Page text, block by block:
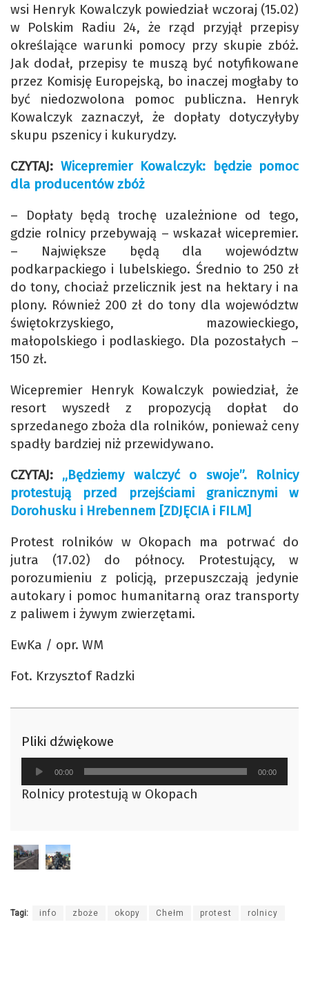
wsi Henryk Kowalczyk powiedział wczoraj (15.02)
w Polskim Radiu 24, że rząd przyjął przepisy
określające warunki pomocy przy skupie zbóż.
Jak dodał, przepisy te muszą być notyfikowane
przez Komisję Europejską, bo inaczej mogłaby to
być niedozwolona pomoc publiczna. Henryk
Kowalczyk zaznaczył, że dopłaty dotyczyłyby
skupu pszenicy i kukurydzy.
CZYTAJ: Wicepremier Kowalczyk: będzie pomoc
dla producentów zbóż
– Dopłaty będą trochę uzależnione od tego,
gdzie rolnicy przebywają – wskazał wicepremier.
– Największe będą dla województw
podkarpackiego i lubelskiego. Średnio to 250 zł
do tony, chociaż przelicznik jest na hektary i na
plony. Również 200 zł do tony dla województw
świętokrzyskiego, mazowieckiego,
małopolskiego i podlaskiego. Dla pozostałych –
150 zł.
Wicepremier Henryk Kowalczyk powiedział, że
resort wyszedł z propozycją dopłat do
sprzedanego zboża dla rolników, ponieważ ceny
spadły bardziej niż przewidywano.
CZYTAJ: „Będziemy walczyć o swoje”. Rolnicy
protestują przed przejściami granicznymi w
Dorohusku i Hrebennem [ZDJĘCIA i FILM]
Protest rolników w Okopach ma potrwać do
jutra (17.02) do północy. Protestujący, w
porozumieniu z policją, przepuszczają jedynie
autokary i pomoc humanitarną oraz transporty
z paliwem i żywym zwierzętami.
EwKa / opr. WM
Fot. Krzysztof Radzki
Pliki dźwiękowe
Odtwarzacz
plików
dźwiękowych
00:00 00:00
Rolnicy protestują w Okopach
Tagi: info zboże okopy Chełm protest rolnicy